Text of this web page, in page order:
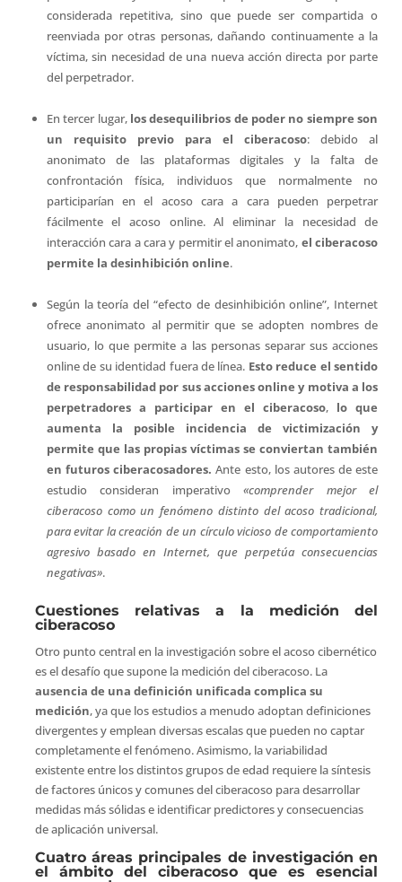
considerada repetitiva, sino que puede ser compartida o
reenviada por otras personas, dañando continuamente a la
víctima, sin necesidad de una nueva acción directa por parte
del perpetrador.
En tercer lugar, los desequilibrios de poder no siempre son
un requisito previo para el ciberacoso: debido al
anonimato de las plataformas digitales y la falta de
confrontación física, individuos que normalmente no
participarían en el acoso cara a cara pueden perpetrar
fácilmente el acoso online. Al eliminar la necesidad de
interacción cara a cara y permitir el anonimato, el ciberacoso
permite la desinhibición online.
Según la teoría del “efecto de desinhibición online”, Internet
ofrece anonimato al permitir que se adopten nombres de
usuario, lo que permite a las personas separar sus acciones
online de su identidad fuera de línea. Esto reduce el sentido
de responsabilidad por sus acciones online y motiva a los
perpetradores a participar en el ciberacoso, lo que
aumenta la posible incidencia de victimización y
permite que las propias víctimas se conviertan también
en futuros ciberacosadores. Ante esto, los autores de este
estudio consideran imperativo«comprender mejor el
ciberacoso como un fenómeno distinto del acoso tradicional,
para evitar la creación de un círculo vicioso de comportamiento
agresivo basado en Internet, que perpetúa consecuencias
negativas».
Cuestiones relativas a la medición del
ciberacoso
Otro punto central en la investigación sobre el acoso cibernético
es el desafío que supone la medición del ciberacoso. La
ausencia de una definición unificada complica su
medición, ya que los estudios a menudo adoptan definiciones
divergentes y emplean diversas escalas que pueden no captar
completamente el fenómeno. Asimismo, la variabilidad
existente entre los distintos grupos de edad requiere la síntesis
de factores únicos y comunes del ciberacoso para desarrollar
medidas más sólidas e identificar predictores y consecuencias
de aplicación universal.
Cuatro áreas principales de investigación en
el ámbito del ciberacoso que es esencial